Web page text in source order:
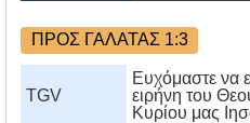
ΠΡΟΣ ΓΑΛΑΤΑΣ 1:3
TGV
Ευχόμαστε να
ειρήνη του
Κυρίου μας